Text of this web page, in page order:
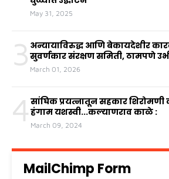
May 31, 2025
3 अन्यायाविरुद्ध आणि बेकायदेशीर
सुवर्णकार संरक्षण समिती, ठामपणे
March 01, 2026
4 सांघिक प्रयत्नातून सहकार
हंगाम यशस्वी...कल्याणराव काळे :
March 09, 2024
MailChimp Form